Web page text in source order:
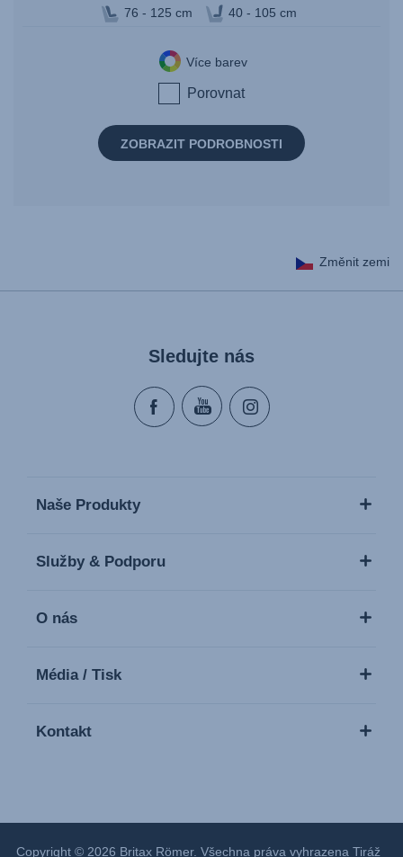
76 - 125 cm 40 - 105 cm
Více barev
Porovnat
ZOBRAZIT PODROBNOSTI
Změnit zemi
Sledujte nás
Naše Produkty
Služby & Podporu
O nás
Média / Tisk
Kontakt
Copyright © 2026 Britax Römer. Všechna práva vyhrazena Tiráž